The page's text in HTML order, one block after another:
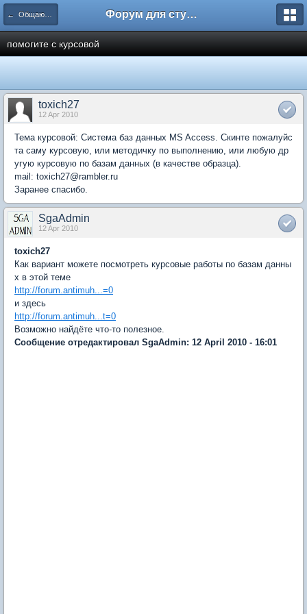
← Общаются информатики Форум для студента СГА
помогите с курсовой
toxich27
12 Apr 2010
Тема курсовой: Система баз данных MS Access. Скинте пожалуйс
та саму курсовую, или методичку по выполнению, или любую др
угую курсовую по базам данных (в качестве образца).
mail: toxich27@rambler.ru
Заранее спасибо.
SgaAdmin
12 Apr 2010
toxich27
Как вариант можете посмотреть курсовые работы по базам данны
х в этой теме
http://forum.antimuh...=0
и здесь
http://forum.antimuh...t=0
Возможно найдёте что-то полезное.
Сообщение отредактировал SgaAdmin: 12 April 2010 - 16:01